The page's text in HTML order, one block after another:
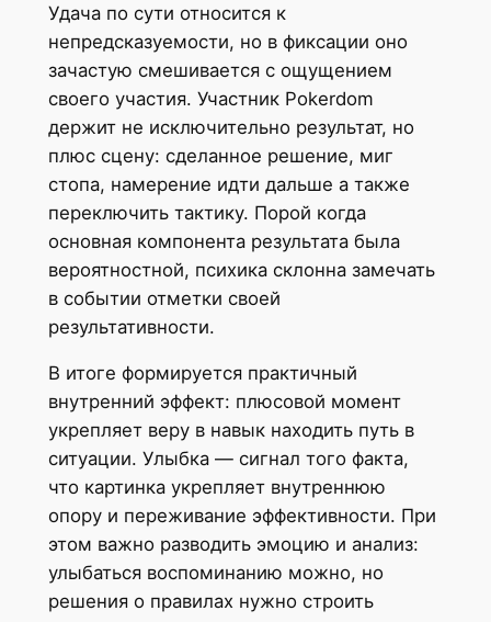
Удача по сути относится к
непредсказуемости, но в фиксации оно
зачастую смешивается с ощущением
своего участия. Участник Pokerdom
держит не исключительно результат, но
плюс сцену: сделанное решение, миг
стопа, намерение идти дальше а также
переключить тактику. Порой когда
основная компонента результата была
вероятностной, психика склонна замечать
в событии отметки своей
результативности.
В итоге формируется практичный
внутренний эффект: плюсовой момент
укрепляет веру в навык находить путь в
ситуации. Улыбка — сигнал того факта,
что картинка укрепляет внутреннюю
опору и переживание эффективности. При
этом важно разводить эмоцию и анализ:
улыбаться воспоминанию можно, но
решения о правилах нужно строить